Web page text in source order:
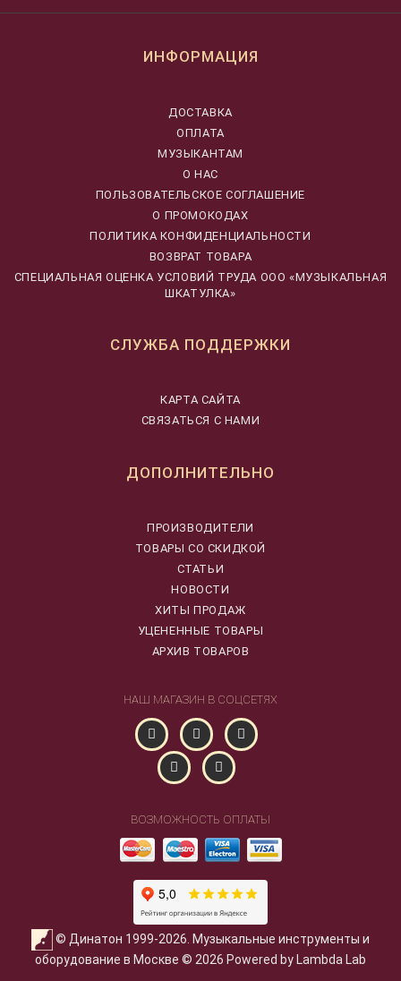
ИНФОРМАЦИЯ
ДОСТАВКА
ОПЛАТА
МУЗЫКАНТАМ
О НАС
ПОЛЬЗОВАТЕЛЬСКОЕ СОГЛАШЕНИЕ
О ПРОМОКОДАХ
ПОЛИТИКА КОНФИДЕНЦИАЛЬНОСТИ
ВОЗВРАТ ТОВАРА
CПЕЦИАЛЬНАЯ ОЦЕНКА УСЛОВИЙ ТРУДА ООО «МУЗЫКАЛЬНАЯ
ШКАТУЛКА»
СЛУЖБА ПОДДЕРЖКИ
КАРТА САЙТА
СВЯЗАТЬСЯ С НАМИ
ДОПОЛНИТЕЛЬНО
ПРОИЗВОДИТЕЛИ
ТОВАРЫ СО СКИДКОЙ
СТАТЬИ
НОВОСТИ
ХИТЫ ПРОДАЖ
УЦЕНЕННЫЕ ТОВАРЫ
АРХИВ ТОВАРОВ
НАШ МАГАЗИН В СОЦСЕТЯХ
ВОЗМОЖНОСТЬ ОПЛАТЫ
© Динатон 1999-2026. Музыкальные инструменты и
оборудование в Москве © 2026 Powered by Lambda Lab